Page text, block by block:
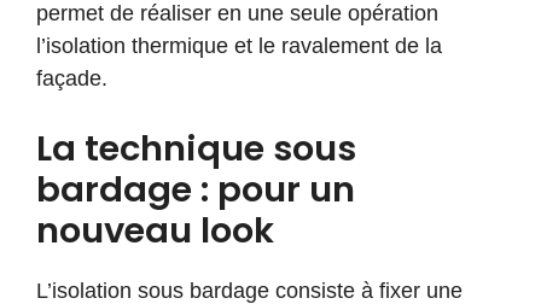
permet de réaliser en une seule opération
l’isolation thermique et le ravalement de la
façade.
La technique sous
bardage : pour un
nouveau look
L’isolation sous bardage consiste à fixer une